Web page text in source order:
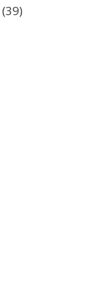
(39)